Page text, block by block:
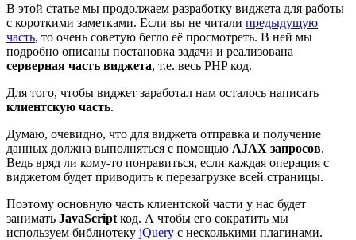
В этой статье мы продолжаем разработку виджета для работы
с короткими заметками. Если вы не читали предыдущую
часть, то очень советую бегло её просмотреть. В ней мы
подробно описаны постановка задачи и реализована
серверная часть виджета, т.е. весь PHP код.
Для того, чтобы виджет заработал нам осталось написать
клиентскую часть.
Думаю, очевидно, что для виджета отправка и получение
данных должна выполняться с помощью AJAX запросов.
Ведь вряд ли кому-то понравиться, если каждая операция с
виджетом будет приводить к перезагрузке всей страницы.
Поэтому основную часть клиентской части у нас будет
занимать JavaScript код. А чтобы его сократить мы
используем библиотеку jQuery с несколькими плагинами.